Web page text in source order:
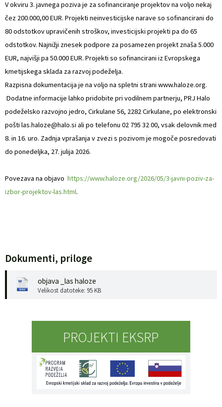
V okviru 3. javnega poziva je za sofinanciranje projektov na voljo nekaj
čez 200.000,00 EUR. Projekti neinvesticijske narave so sofinancirani do
80 odstotkov upravičenih stroškov, investicijski projekti pa do 65
odstotkov. Najnižji znesek podpore za posamezen projekt znaša 5.000
EUR, najvišji pa 50.000 EUR. Projekti so sofinancirani iz Evropskega
kmetijskega sklada za razvoj podeželja.
Razpisna dokumentacija je na voljo na spletni strani www.haloze.org.
Dodatne informacije lahko pridobite pri vodilnem partnerju, PRJ Halo
podeželsko razvojno jedro, Cirkulane 56, 2282 Cirkulane, po elektronski
pošti las.haloze@halo.si ali po telefonu 02 795 32 00, vsak delovnik med
8. in 16. uro. Zadnja vprašanja v zvezi s pozivom je mogoče posredovati
do ponedeljka, 27. julija 2026.
Povezava na objavo https://www.haloze.org/2026/05/3-javni-poziv-za-
izbor-projektov-las.html.
Dokumenti, priloge
objava _las haloze
Velikost datoteke: 95 KB
PROJEKTI EKSRP